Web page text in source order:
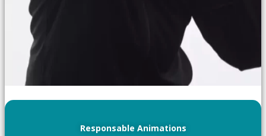
Responsable Animations